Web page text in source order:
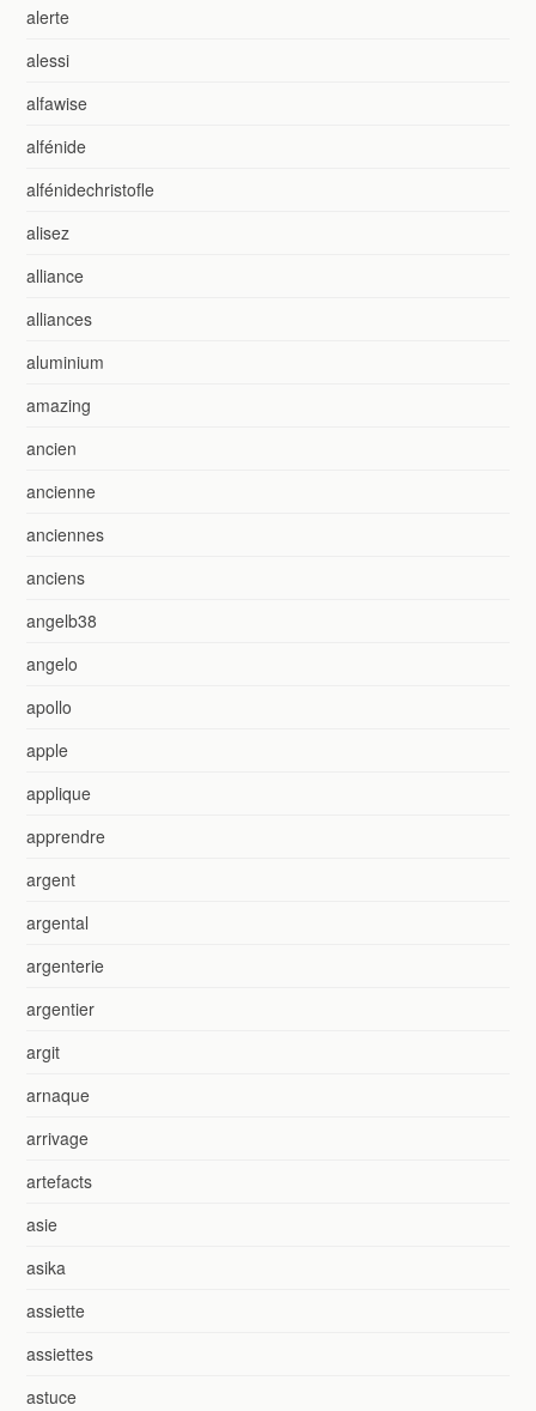
alerte
alessi
alfawise
alfénide
alfénidechristofle
alisez
alliance
alliances
aluminium
amazing
ancien
ancienne
anciennes
anciens
angelb38
angelo
apollo
apple
applique
apprendre
argent
argental
argenterie
argentier
argit
arnaque
arrivage
artefacts
asie
asika
assiette
assiettes
astuce